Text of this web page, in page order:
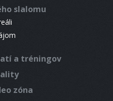
slalomu
a tréningov
zóna